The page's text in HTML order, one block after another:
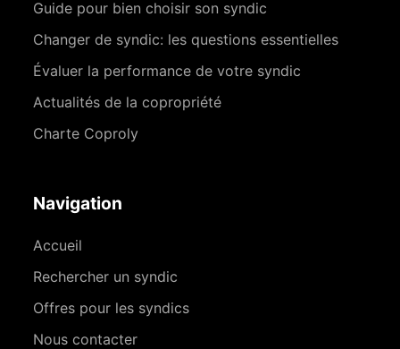
Guide pour bien choisir son syndic
Changer de syndic: les questions essentielles
Évaluer la performance de votre syndic
Actualités de la copropriété
Charte Coproly
Navigation
Accueil
Rechercher un syndic
Offres pour les syndics
Nous contacter